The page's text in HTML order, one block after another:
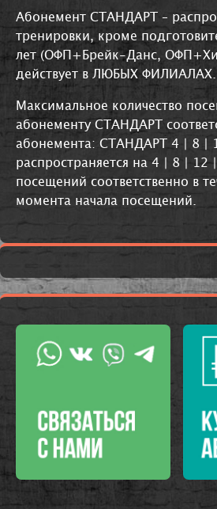
Абонемент СТАНДАРТ –
тренировки, кроме
лет (ОФП+Брейк-Данс,
действует в ЛЮБЫХ ФИЛИАЛАХ.
Максимальное количество
абонементу СТАНДАРТ
абонемента: СТАНДАРТ 4 | 8 |
распространяется на 4 | 8 | 12
посещений соответственно в
момента начала посещений.